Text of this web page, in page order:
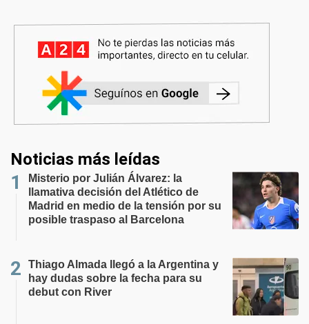
Noticias más leídas
Misterio por Julián Álvarez: la
llamativa decisión del Atlético de
Madrid en medio de la tensión por su
posible traspaso al Barcelona
Thiago Almada llegó a la Argentina y
hay dudas sobre la fecha para su
debut con River